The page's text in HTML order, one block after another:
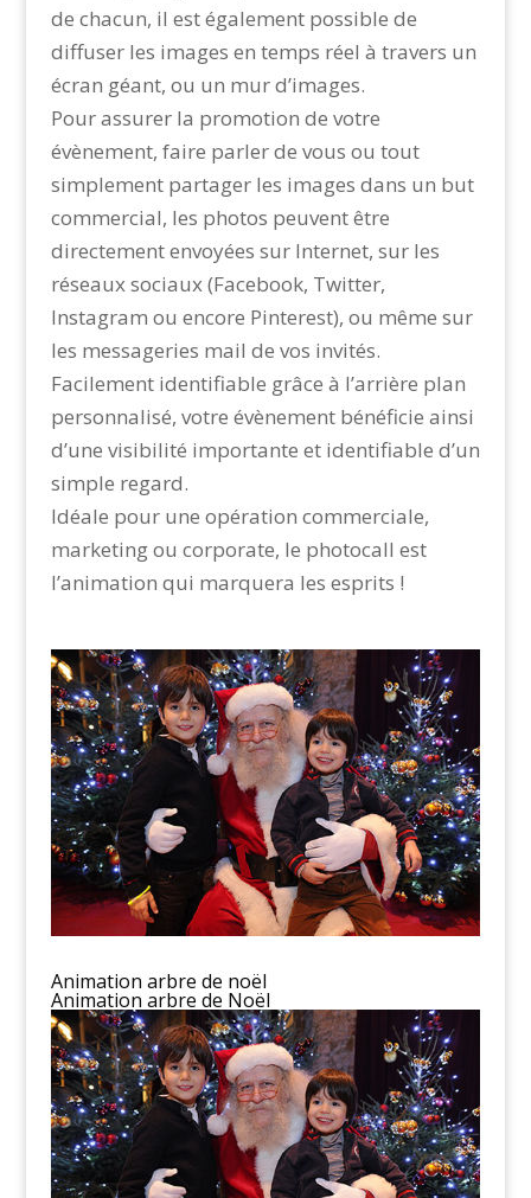
de chacun, il est également possible de
diffuser les images en temps réel à travers un
écran géant, ou un mur d’images.
Pour assurer la promotion de votre
évènement, faire parler de vous ou tout
simplement partager les images dans un but
commercial, les photos peuvent être
directement envoyées sur Internet, sur les
réseaux sociaux (Facebook, Twitter,
Instagram ou encore Pinterest), ou même sur
les messageries mail de vos invités.
Facilement identifiable grâce à l’arrière plan
personnalisé, votre évènement bénéficie ainsi
d’une visibilité importante et identifiable d’un
simple regard.
Idéale pour une opération commerciale,
marketing ou corporate, le photocall est
l’animation qui marquera les esprits !
Animation arbre de noël
Animation arbre de Noël